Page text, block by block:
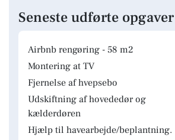
Seneste udførte opgaver
Airbnb rengøring - 58 m2
Montering at TV
Fjernelse af hvepsebo
Udskiftning af hovededør og
kælderdøren
Hjælp til havearbejde/beplantning.